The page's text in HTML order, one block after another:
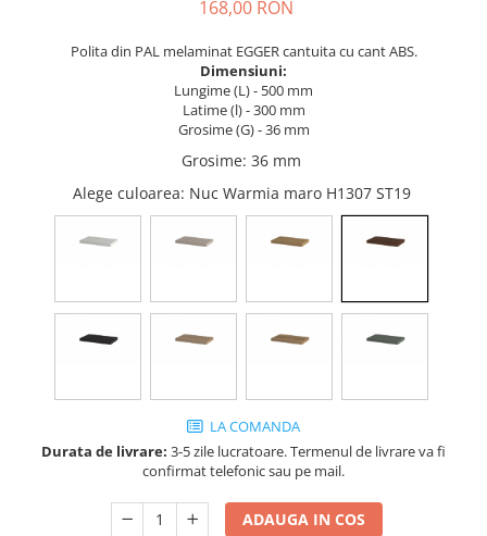
dressing
Sisteme pentru usi pliante
Console si suporti polita
Accesorii pentru compartimentare
Ambia-Line - Blum
Suruburi, coltare, elemente de
Lamele si cepi de lemn
Picioare si rotile mobilier
Picioare mobilier
Scurgatoare pentru vase
168,00 RON
Polita din PAL melaminat EGGER cantuita cu cant ABS.
Dimensiuni:
Lungime (L) - 500 mm
Latime (l) - 300 mm
Grosime (G) - 36 mm
Grosime: 36 mm
Alege culoarea: Nuc Warmia maro H1307 ST19
LA COMANDA
Durata de livrare: 3-5 zile lucratoare. Termenul de livrare va fi
confirmat telefonic sau pe mail.
ADAUGA IN COS